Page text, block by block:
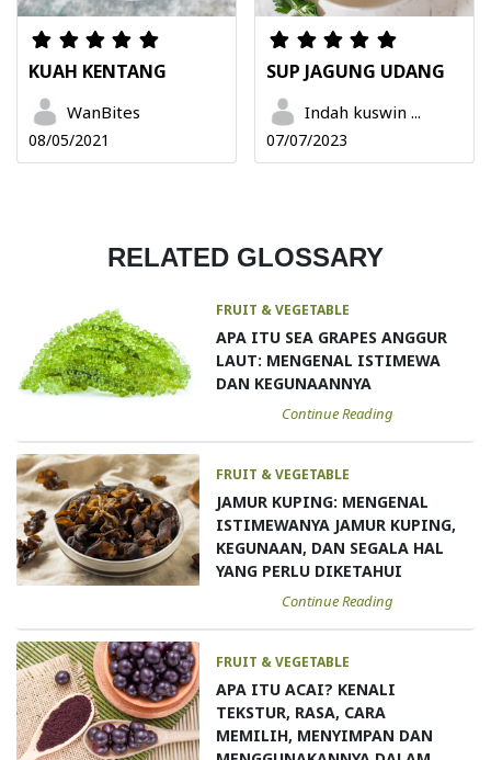
KUAH KENTANG
WanBites
08/05/2021
SUP JAGUNG UDANG
Indah kuswin ...
07/07/2023
RELATED GLOSSARY
FRUIT & VEGETABLE
APA ITU SEA GRAPES ANGGUR
LAUT: MENGENAL ISTIMEWA
DAN KEGUNAANNYA
Continue Reading
FRUIT & VEGETABLE
JAMUR KUPING: MENGENAL
ISTIMEWANYA JAMUR KUPING,
KEGUNAAN, DAN SEGALA HAL
YANG PERLU DIKETAHUI
Continue Reading
FRUIT & VEGETABLE
APA ITU ACAI? KENALI
TEKSTUR, RASA, CARA
MEMILIH, MENYIMPAN DAN